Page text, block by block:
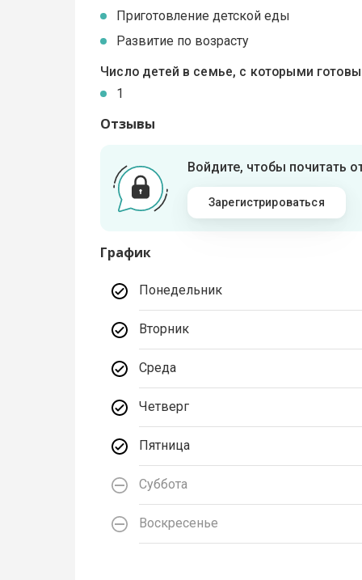
Приготовление детской еды
Развитие по возрасту
Число детей в семье, с которыми
1
Отзывы
Войдите, чтобы почитать
Зарегистрироваться
График
Понедельник
Вторник
Среда
Четверг
Пятница
Суббота
Воскресенье